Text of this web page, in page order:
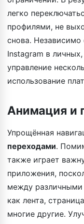
легко
профилями, не
снова. Независимо
Instagram в
управление
использование
Анимация и
Упрощённая
переходами.
также играет
приложения,
между
как лента,
многие другие.